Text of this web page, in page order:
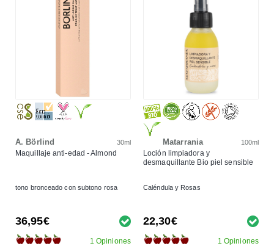
A. Börlind 30ml
Maquillaje anti-edad - Almond
tono bronceado con subtono rosa
36,95€
1 Opiniones
Matarrania 100ml
Loción limpiadora y
desmaquillante Bio piel sensible
Caléndula y Rosas
22,30€
1 Opiniones